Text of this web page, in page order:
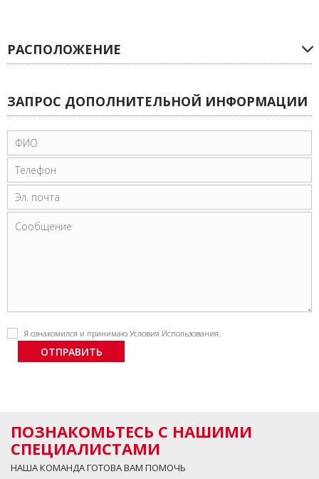
РАСПОЛОЖЕНИЕ
ЗАПРОС ДОПОЛНИТЕЛЬНОЙ ИНФОРМАЦИИ
Я ознакомился и принимаю Условия Использования.
ПОЗНАКОМЬТЕСЬ С НАШИМИ
СПЕЦИАЛИСТАМИ
НАША КОМАНДА ГОТОВА ВАМ ПОМОЧЬ